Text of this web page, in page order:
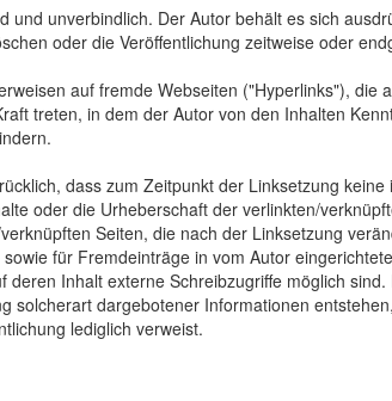
und unverbindlich. Der Autor behält es sich
oder die Veröffentlichung zeitweise oder
auf fremde Webseiten ("Hyperlinks"),
treten, in dem der Autor von den Inhalten
dass zum Zeitpunkt der Linksetzung
oder die Urheberschaft der verlinkten/
Seiten, die nach der Linksetzung
für Fremdeinträge in vom Autor
deren Inhalt externe Schreibzugriffe möglich
solcherart dargebotener Informationen
lediglich verweist.